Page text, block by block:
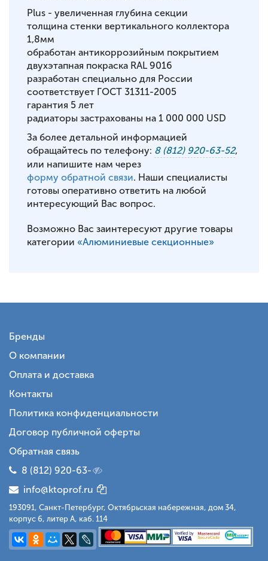
Plus - увеличенная глубина секции
толщина стенки вертикального коллектора
1,8мм
обработан антикоррозийным покрытием
двухэтапная покраска RAL 9016
разработан специально для России
соответствует ГОСТ 31311-2005
гарантия 5 лет
радиаторы застрахованы на 1 000 000 USD
За более детальной информацией
обращайтесь по телефону: 8 (812) 920-63-52,
или напишите нам через
форму обратной связи. Наши специалисты
готовы оперативно ответить на любой
интересующий Вас вопрос.
Возможно Вас заинтересуют другие товары
категории «Алюминиевые секционные»
Бренды
О компании
Оплата и доставка
Контакты
Политика конфиденциальности
Договор публичной оферты
Обратная связь
8 (812) 920-63-
info@ktoprof.ru
193091, Санкт-Петербург, Октябрьская набережная, дом 34,
корпус 6, литер А, каб. 114